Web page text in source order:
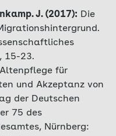
J. (2017): Die
15-23.
Altenpflege für
und Akzeptanz von
der Deutschen
75 des
Nürnberg: